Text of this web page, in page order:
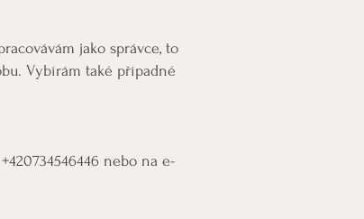
jako správce, to
Vybírám také případné
nebo na e-